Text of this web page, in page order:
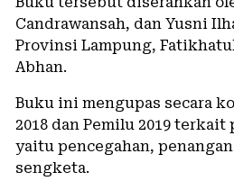
Candrawansah, dan Yusni
Provinsi Lampung,
Abhan.
Buku ini mengupas secara
2018 dan Pemilu 2019
yaitu pencegahan,
sengketa.